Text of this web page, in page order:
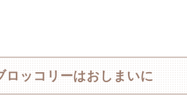
ロッコリーはおしまいに